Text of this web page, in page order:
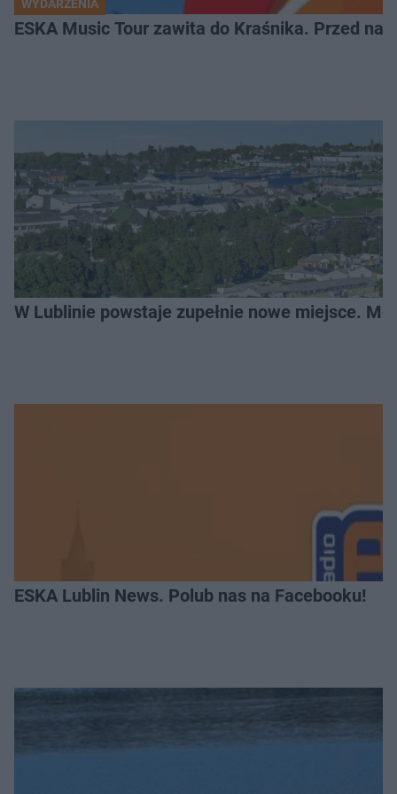
WYDARZENIA
ESKA Music Tour zawita do Kraśnika. Przed
W Lublinie powstaje zupełnie nowe miejsce.
ESKA Lublin News. Polub nas na Facebooku!